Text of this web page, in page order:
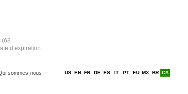
(68
d’expiration.
sommes-nous
US EN FR DE ES IT PT EU MX BR CA